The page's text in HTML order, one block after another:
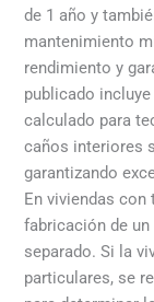
de 1 año y
mantenimiento
rendimiento y
publicado incluye
calculado para
caños interiores
garantizando
En viviendas con
fabricación de
separado. Si la
particulares, se